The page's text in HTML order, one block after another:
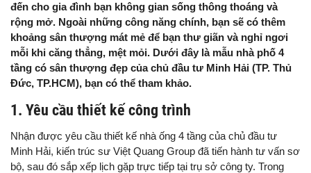
đến cho gia đình bạn không gian sống thông thoáng và
rộng mở. Ngoài những công năng chính, bạn sẽ có thêm
khoảng sân thượng mát mẻ để bạn thư giãn và nghỉ ngơi
mỗi khi căng thẳng, mệt mỏi. Dưới đây là mẫu nhà phố 4
tầng có sân thượng đẹp của chủ đầu tư Minh Hải (TP. Thủ
Đức, TP.HCM), bạn có thể tham khảo.
1. Yêu cầu thiết kế công trình
Nhận được yêu cầu thiết kế nhà ống 4 tầng của chủ đầu tư
Minh Hải, kiến trúc sư Việt Quang Group đã tiến hành tư vấn sơ
bộ, sau đó sắp xếp lịch gặp trực tiếp tại trụ sở công ty. Trong